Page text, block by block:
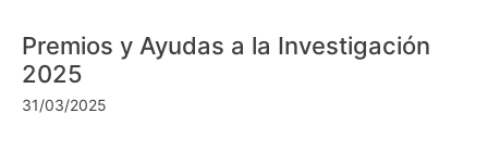
Premios y Ayudas a la Investigación
2025
31/03/2025